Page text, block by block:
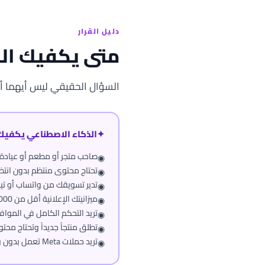
دليل القرار
متى يكفيك
السؤال الحقيقي ليس
✦الذكاء الاصطناعي
◉صاحب متجر أو مطعم أو
◉تحتاج محتوى منتظم بدون
◉تدير تسويقك من واتساب أو
◉ميزانيتك الإعلانية أقل من 5000 دولار شهرياً
◉تريد التحكم الكامل في
◉تطلق منتجاً جديداً وتحتاج
◉تريد حملات Meta تعمل بدون وسيط